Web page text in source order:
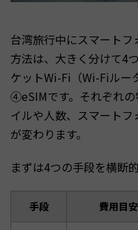
台湾旅行中にスマート
方法は、大きく分けて
ケットWi-Fi（Wi-Fiルー
④eSIMです。それぞれ
イルや人数、スマート
が変わります。
まずは4つの手段を横断
手段 費用目安